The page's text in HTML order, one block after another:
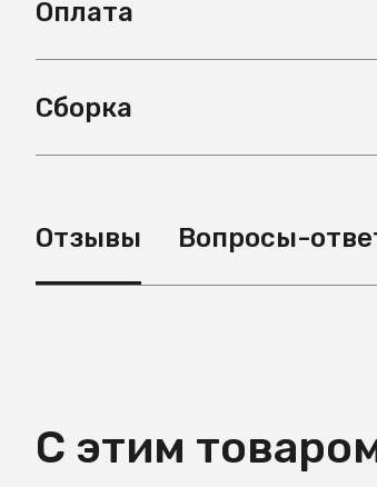
Оплата
Сборка
Отзывы Вопросы-
С этим